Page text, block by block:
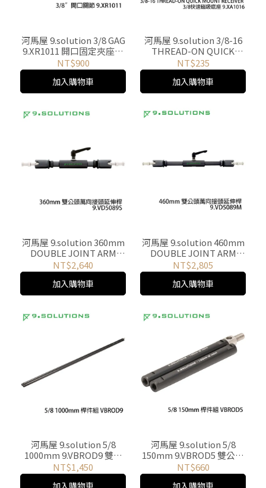
河馬屋 9.solution 3/8 GAG
9.XR1011 開口固定夾座關
節
NT$900
加入購物車
河馬屋 9.solution 3/8-16
THREAD-ON QUICK
MOUNT RECEIVER 3/8快
速磁吸底座 9.XA1016
NT$235
加入購物車
河馬屋 9.solution 360mm
DOUBLE JOINT ARM
TINY 9.VD5089S 雙公頭萬
向接頭延伸桿
NT$2,640
加入購物車
河馬屋 9.solution 460mm
DOUBLE JOINT ARM
TINY 9.VD5089M 雙公頭萬
向接頭延伸桿
NT$2,805
加入購物車
河馬屋 9.solution 5/8
1000mm 9.VBROD9 雙公
頭對接桿件組
NT$1,450
加入購物車
河馬屋 9.solution 5/8
150mm 9.VBROD5 雙公頭
對接桿件組
NT$660
加入購物車